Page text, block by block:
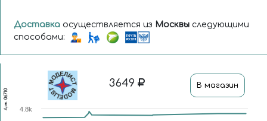
Доставка осуществляется из Москвы следующими
способами:
Арт.
06710
3649 В магазин
4.8k